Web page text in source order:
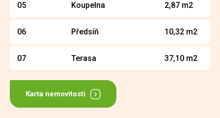
05 Koupelna 2,87 m2
06 Předsíň 10,32 m2
07 Terasa 37,10 m2
Karta nemovitosti